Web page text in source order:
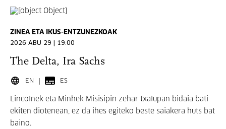
ZINEA ETA IKUS-ENTZUNEZKOAK
2026 ABU 29 | 19:00
The Delta, Ira Sachs
EN ES
Lincolnek eta Minhek Misisipin zehar txalupan bidaia bati
ekiten diotenean, ez da ihes egiteko beste saiakera huts bat
baino.